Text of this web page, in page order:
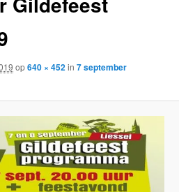
op640 × 452in7 september